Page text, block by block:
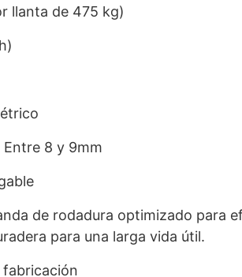
llanta de 475 kg)
8 y 9mm
de rodadura optimizado para
para una larga vida útil.